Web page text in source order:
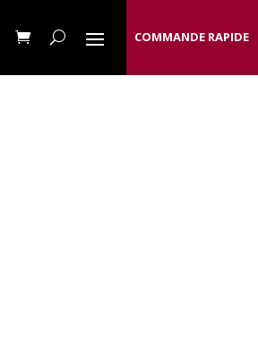
COMMANDE RAPIDE